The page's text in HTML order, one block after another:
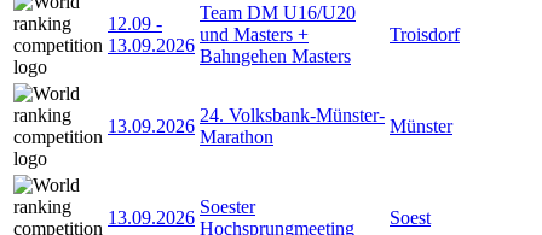
12.09 -
13.09.2026
Team DM U16/U20
und Masters +
Bahngehen Masters
Troisdorf
13.09.2026
24. Volksbank-Münster-
Marathon
Münster
13.09.2026
Soester
Hochsprungmeeting
Soest